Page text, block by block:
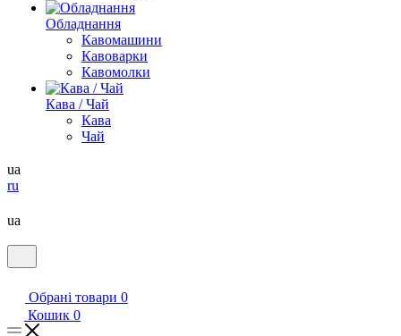
Обладнання
Кавомашини
Кавоварки
Кавомолки
Кава / Чай
Кава
Чай
ua
ru
ua
Обрані товари 0
Кошик 0